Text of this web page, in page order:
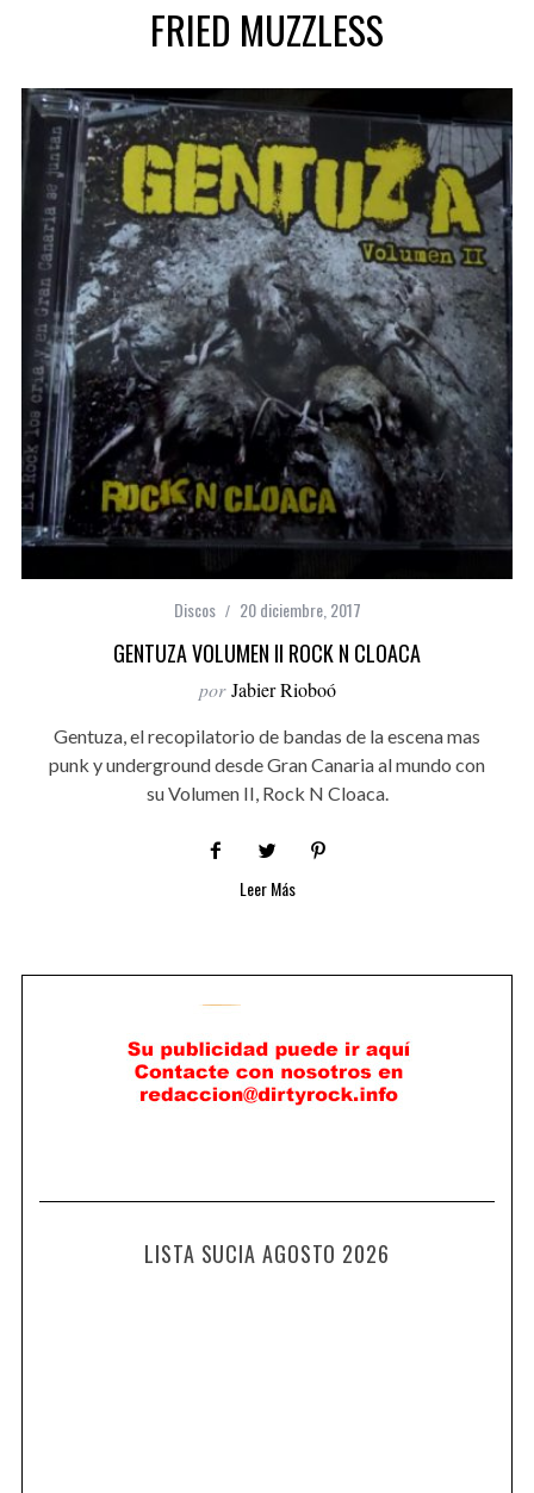
FRIED MUZZLESS
Discos 20 diciembre, 2017
GENTUZA VOLUMEN II ROCK N CLOACA
por Jabier Rioboó
Gentuza, el recopilatorio de bandas de la escena mas
punk y underground desde Gran Canaria al mundo con
su Volumen II, Rock N Cloaca.
Leer Más
LISTA SUCIA AGOSTO 2026